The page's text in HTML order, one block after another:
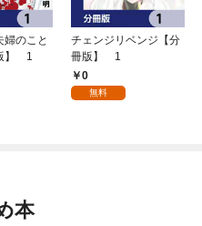
婦のこと
】 1
チェンジリベンジ【分
冊版】 1
0
無料
本